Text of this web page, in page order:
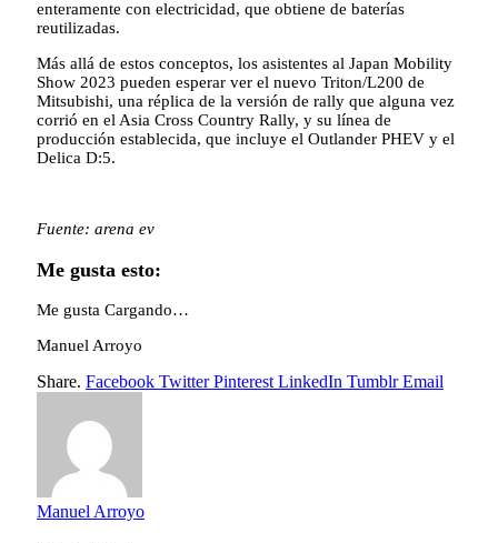
enteramente con electricidad, que obtiene de baterías
reutilizadas.
Más allá de estos conceptos, los asistentes al Japan Mobility
Show 2023 pueden esperar ver el nuevo Triton/L200 de
Mitsubishi, una réplica de la versión de rally que alguna vez
corrió en el Asia Cross Country Rally, y su línea de
producción establecida, que incluye el Outlander PHEV y el
Delica D:5.
Fuente: arena ev
Me gusta esto:
Me gusta Cargando…
Manuel Arroyo
Share. Facebook Twitter Pinterest LinkedIn Tumblr Email
Manuel Arroyo